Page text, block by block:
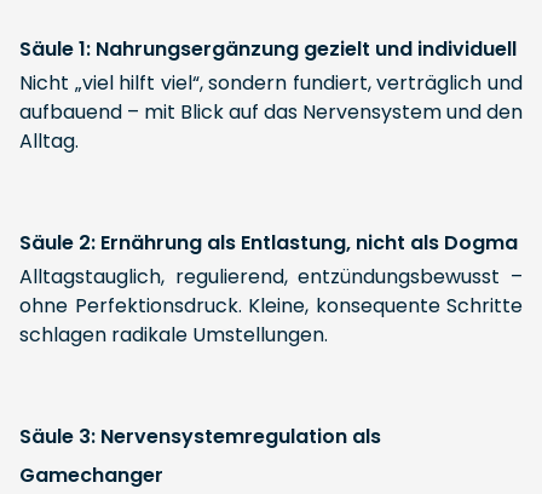
Säule 1: Nahrungsergänzung gezielt und individuell
Nicht „viel hilft viel“, sondern fundiert, verträglich und
aufbauend – mit Blick auf das Nervensystem und den
Alltag.
Säule 2: Ernährung als Entlastung, nicht als Dogma
Alltagstauglich, regulierend, entzündungsbewusst –
ohne Perfektionsdruck. Kleine, konsequente Schritte
schlagen radikale Umstellungen.
Säule 3: Nervensystemregulation als
Gamechanger